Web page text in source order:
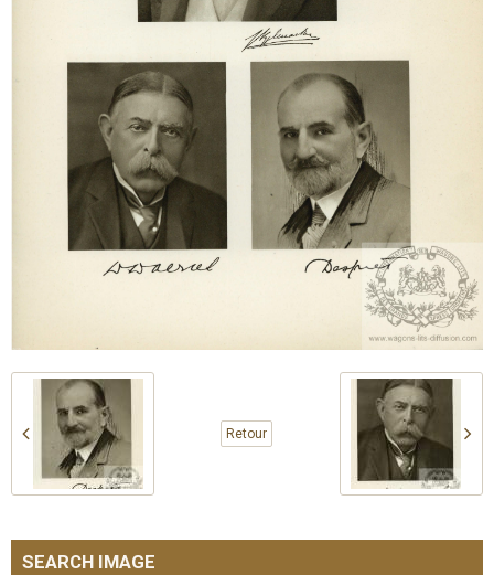
Retour
SEARCH IMAGE